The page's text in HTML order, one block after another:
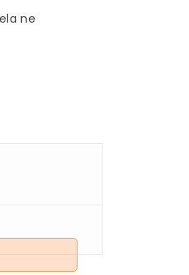
ne